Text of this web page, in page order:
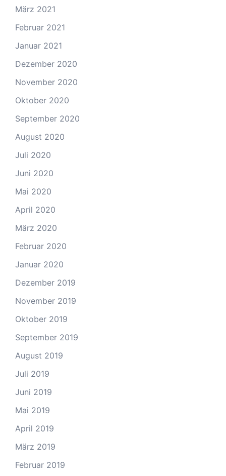
März 2021
Februar 2021
Januar 2021
Dezember 2020
November 2020
Oktober 2020
September 2020
August 2020
Juli 2020
Juni 2020
Mai 2020
April 2020
März 2020
Februar 2020
Januar 2020
Dezember 2019
November 2019
Oktober 2019
September 2019
August 2019
Juli 2019
Juni 2019
Mai 2019
April 2019
März 2019
Februar 2019